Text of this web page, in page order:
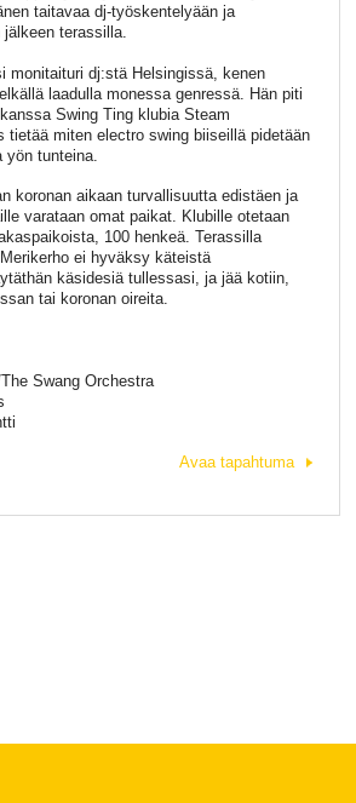
taitavaa dj-työskentelyään ja
terassilla.
monitaituri dj:stä Helsingissä, kenen
laadulla monessa genressä. Hän piti
Swing Ting klubia Steam
tietää miten electro swing biiseillä pidetään
tunteina.
koronan aikaan turvallisuutta edistäen ja
varataan omat paikat. Klubille otetaan
100 henkeä. Terassilla
ei hyväksy käteistä
käsidesiä tullessasi, ja jää kotiin,
tai koronan oireita.
Swang Orchestra
Avaa tapahtuma